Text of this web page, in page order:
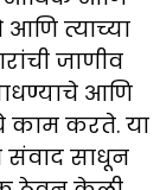
त्याच्या
जाणीव
आणि
काम करते. या
संवाद साधून